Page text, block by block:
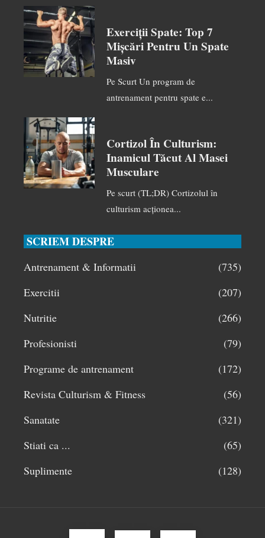
Exerciții Spate: Top 7
Mișcări Pentru Un Spate
Masiv
Pe Scurt Un program de
antrenament pentru spate e...
Cortizol În Culturism:
Inamicul Tăcut Al Masei
Musculare
Pe scurt (TL;DR) Cortizolul în
culturism acționea...
SCRIEM DESPRE
Antrenament & Informatii
(735)
Exercitii
(207)
Nutritie
(266)
Profesionisti
(79)
Programe de antrenament
(172)
Revista Culturism & Fitness
(56)
Sanatate
(321)
Stiati ca ...
(65)
Suplimente
(128)